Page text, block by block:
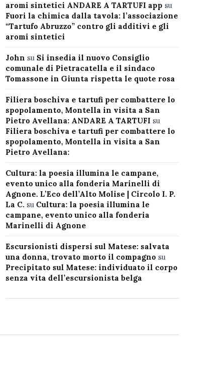
aromi sintetici ANDARE A TARTUFI app su
Fuori la chimica dalla tavola: l’associazione
“Tartufo Abruzzo” contro gli additivi e gli
aromi sintetici
John su Si insedia il nuovo Consiglio
comunale di Pietracatella e il sindaco
Tomassone in Giunta rispetta le quote rosa
Filiera boschiva e tartufi per combattere lo
spopolamento, Montella in visita a San
Pietro Avellana: ANDARE A TARTUFI su
Filiera boschiva e tartufi per combattere lo
spopolamento, Montella in visita a San
Pietro Avellana:
Cultura: la poesia illumina le campane,
evento unico alla fonderia Marinelli di
Agnone. L’Eco dell’Alto Molise | Circolo I. P.
La C. su Cultura: la poesia illumina le
campane, evento unico alla fonderia
Marinelli di Agnone
Escursionisti dispersi sul Matese: salvata
una donna, trovato morto il compagnosu
Precipitato sul Matese: individuato il corpo
senza vita dell’escursionista belga